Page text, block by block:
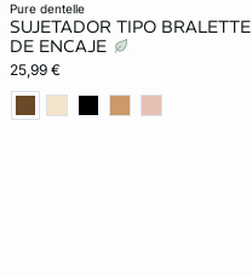
pure dentelle
SUJETADOR TIPO BRALETTE
DE ENCAJE
25,99 €